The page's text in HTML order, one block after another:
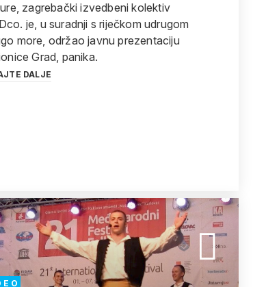
zagrebački izvedbeni kolektiv
je, u suradnji s riječkom udrugom
more, održao javnu prezentaciju
Grad, panika.
DALJE
E O